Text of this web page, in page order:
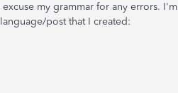
my grammar for any errors. I'm
post that I created: